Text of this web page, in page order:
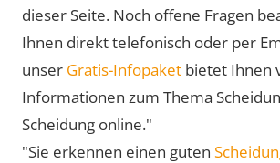
dieser Seite. Noch offene Fragen
Ihnen direkt telefonisch oder per
unser Gratis-Infopaket bietet Ihnen
Informationen zum Thema
Scheidung online."
"Sie erkennen einen guten